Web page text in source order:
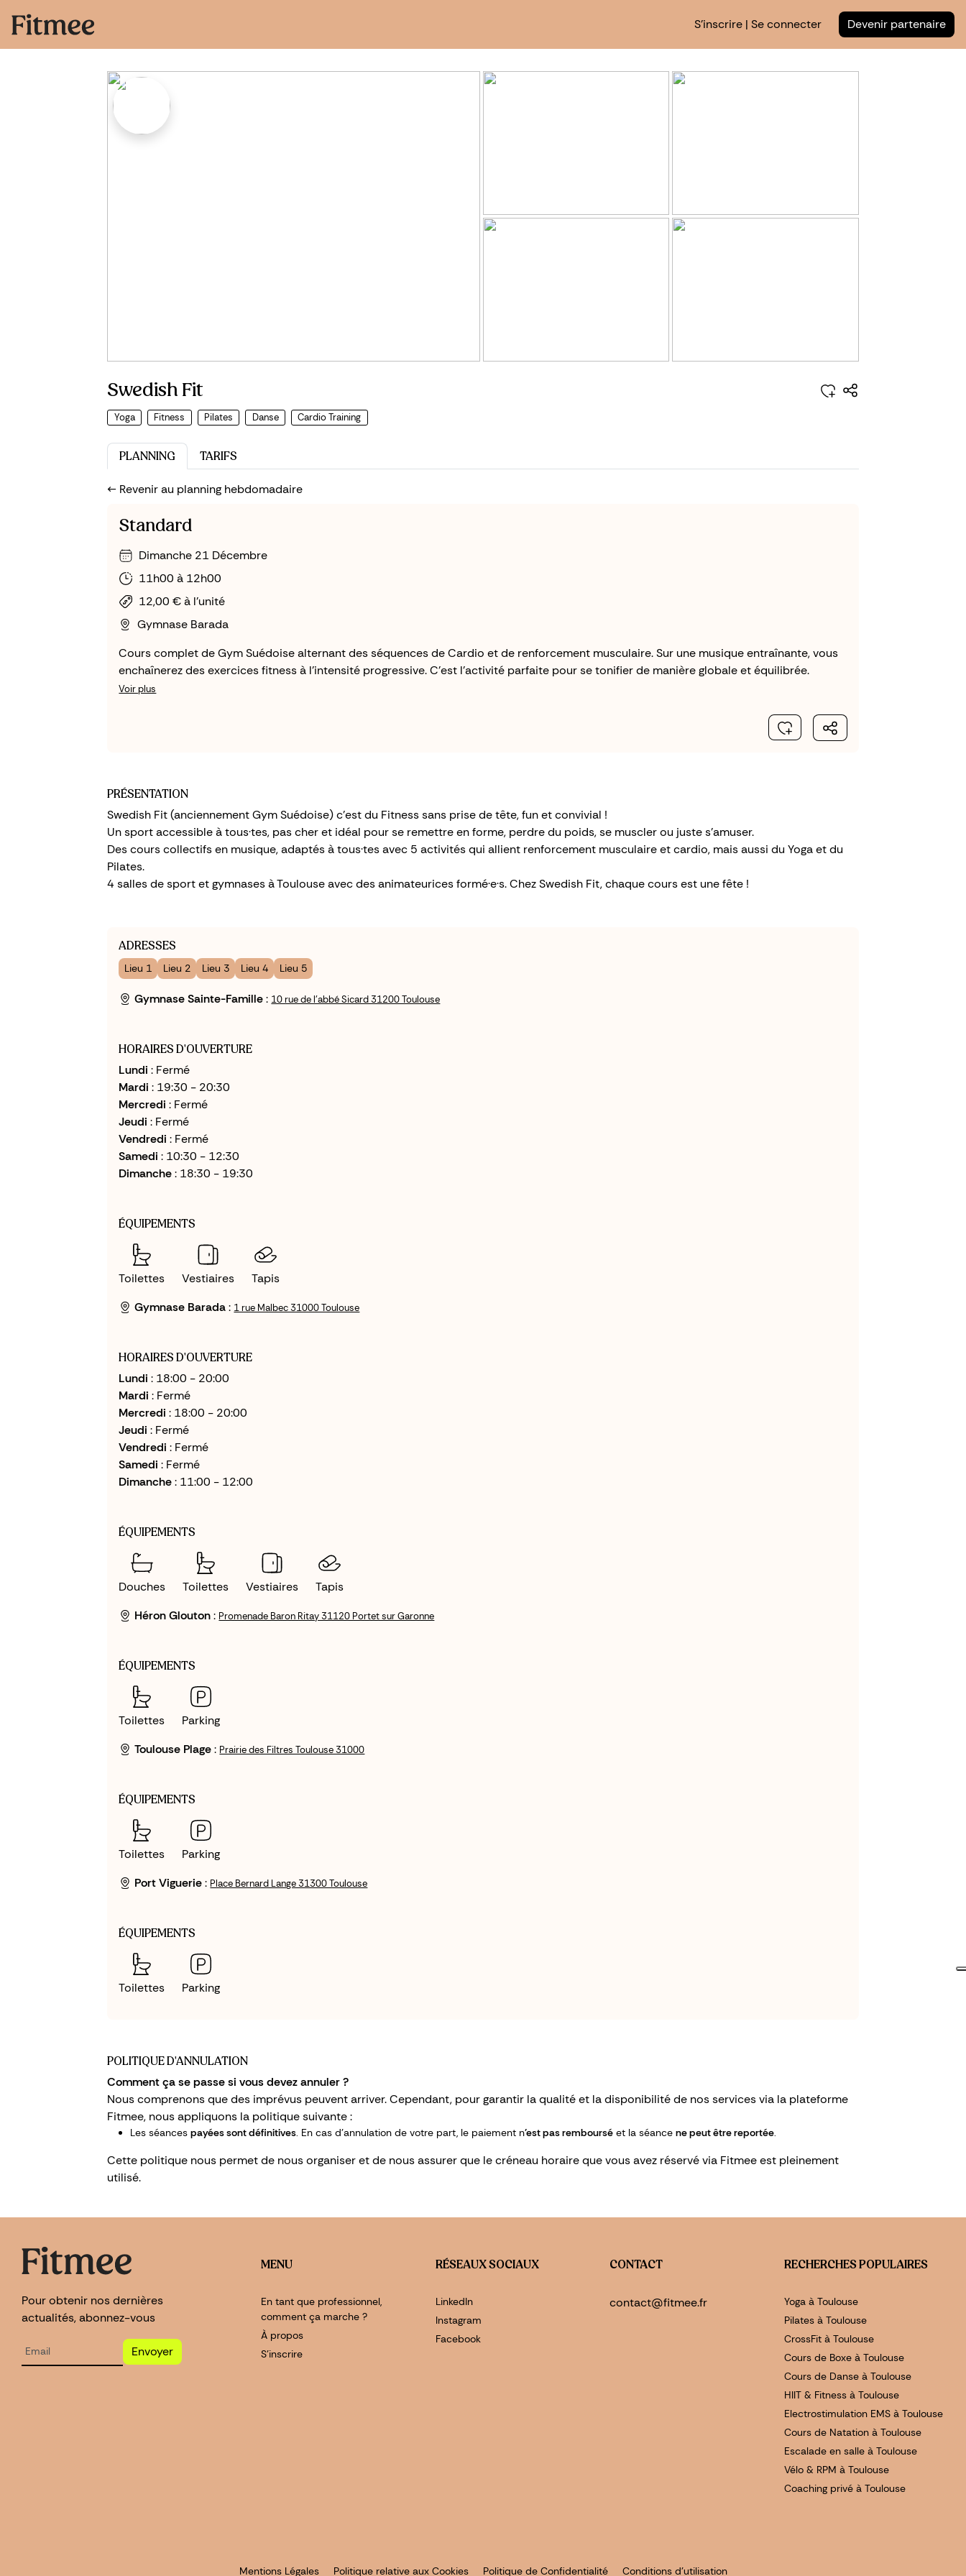
S'inscrire | Se connecter Devenir partenaire
Swedish Fit
Yoga Fitness Pilates Danse Cardio Training
PLANNING TARIFS
<-- Revenir au planning hebdomadaire
Standard
Dimanche 21 Décembre
11h00 à 12h00
12,00 € à l'unité
Gymnase Barada
Cours complet de Gym Suédoise alternant des séquences de Cardio et de renforcement musculaire. Sur une musique entraînante, vous
enchaînerez des exercices fitness à l'intensité progressive. C'est l'activité parfaite pour se tonifier de manière globale et équilibrée.
Voir plus
PRÉSENTATION
Swedish Fit (anciennement Gym Suédoise) c'est du Fitness sans prise de tête, fun et convivial !
Un sport accessible à tous·tes, pas cher et idéal pour se remettre en forme, perdre du poids, se muscler ou juste s'amuser.
Des cours collectifs en musique, adaptés à tous·tes avec 5 activités qui allient renforcement musculaire et cardio, mais aussi du Yoga et du
Pilates.
4 salles de sport et gymnases à Toulouse avec des animateurices formé·e·s. Chez Swedish Fit, chaque cours est une fête !
ADRESSES
Lieu 1 Lieu 2 Lieu 3 Lieu 4 Lieu 5
Gymnase Sainte-Famille: 10 rue de l'abbé Sicard 31200 Toulouse
HORAIRES D'OUVERTURE
Lundi : Fermé
Mardi : 19:30 - 20:30
Mercredi : Fermé
Jeudi : Fermé
Vendredi : Fermé
Samedi : 10:30 - 12:30
Dimanche: 18:30 - 19:30
ÉQUIPEMENTS
Toilettes Vestiaires
Tapis
Gymnase Barada: 1 rue Malbec 31000 Toulouse
HORAIRES D'OUVERTURE
Lundi : 18:00 - 20:00
Mardi : Fermé
Mercredi : 18:00 - 20:00
Jeudi : Fermé
Vendredi : Fermé
Samedi : Fermé
Dimanche: 11:00 - 12:00
ÉQUIPEMENTS
Douches Toilettes Vestiaires
Tapis
Héron Glouton: Promenade Baron Ritay 31120 Portet sur Garonne
ÉQUIPEMENTS
Toilettes
Parking
Toulouse Plage: Prairie des Filtres Toulouse 31000
ÉQUIPEMENTS
Toilettes
Parking
Port Viguerie: Place Bernard Lange 31300 Toulouse
ÉQUIPEMENTS
Toilettes Parking
POLITIQUE D'ANNULATION
Comment ça se passe si vous devez annuler ?
Nous comprenons que des imprévus peuvent arriver. Cependant, pour garantir la qualité et la disponibilité de nos services via la plateforme
Fitmee, nous appliquons la politique suivante :
Les séancespayées sont définitives. En cas d'annulation de votre part, le paiement n'est pas remboursé et la séancene peut être reportée.
Cette politique nous permet de nous organiser et de nous assurer que le créneau horaire que vous avez réservé via Fitmee est pleinement
utilisé.
Pour obtenir nos dernières
actualités, abonnez-vous
Envoyer
MENU
En tant que professionnel,
comment ça marche ?
À propos
S'inscrire
RÉSEAUX SOCIAUX
LinkedIn
Instagram
Facebook
CONTACT
contact@fitmee.fr
RECHERCHES POPULAIRES
Yoga à Toulouse
Pilates à Toulouse
CrossFit à Toulouse
Cours de Boxe à Toulouse
Cours de Danse à Toulouse
HIIT & Fitness à Toulouse
Electrostimulation EMS à Toulouse
Cours de Natation à Toulouse
Escalade en salle à Toulouse
Vélo & RPM à Toulouse
Coaching privé à Toulouse
Mentions Légales Politique relative aux Cookies Politique de Confidentialité Conditions d'utilisation